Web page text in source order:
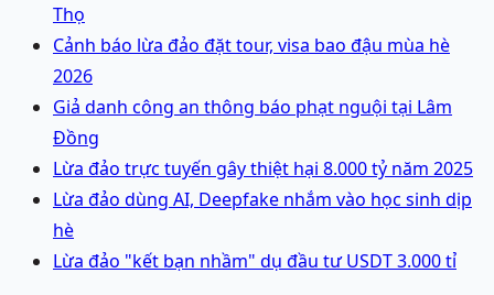
Thọ
Cảnh báo lừa đảo đặt tour, visa bao đậu mùa hè
2026
Giả danh công an thông báo phạt nguội tại Lâm
Đồng
Lừa đảo trực tuyến gây thiệt hại 8.000 tỷ năm 2025
Lừa đảo dùng AI, Deepfake nhắm vào học sinh dịp
hè
Lừa đảo "kết bạn nhầm" dụ đầu tư USDT 3.000 tỉ